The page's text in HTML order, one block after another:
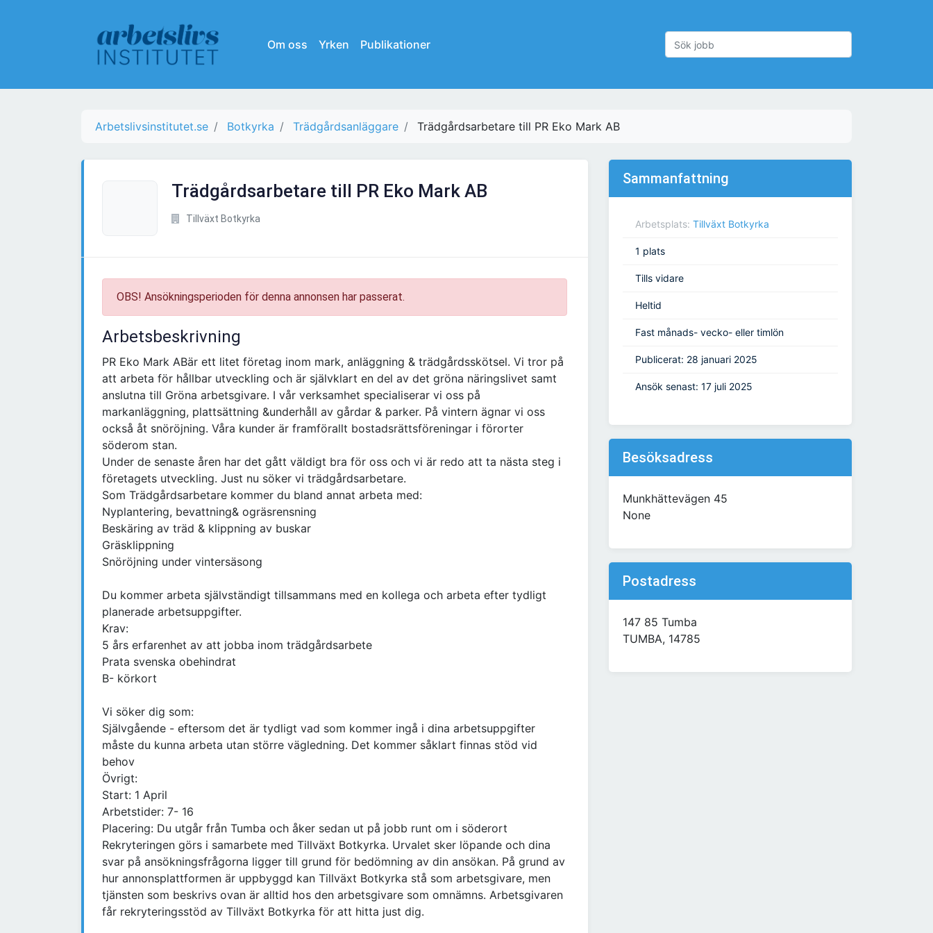
Om oss Yrken Publikationer
Arbetslivsinstitutet.se Botkyrka Trädgårdsanläggare Trädgårdsarbetare till PR Eko Mark AB
Trädgårdsarbetare till PR Eko Mark AB
Tillväxt Botkyrka
OBS! Ansökningsperioden för denna annonsen har passerat.
Arbetsbeskrivning
PR Eko Mark ABär ett litet företag inom mark, anläggning & trädgårdsskötsel. Vi tror på
att arbeta för hållbar utveckling och är självklart en del av det gröna näringslivet samt
anslutna till Gröna arbetsgivare. I vår verksamhet specialiserar vi oss på
markanläggning, plattsättning &underhåll av gårdar & parker. På vintern ägnar vi oss
också åt snöröjning. Våra kunder är framförallt bostadsrättsföreningar i förorter
söderom stan.
Under de senaste åren har det gått väldigt bra för oss och vi är redo att ta nästa steg i
företagets utveckling. Just nu söker vi trädgårdsarbetare.
Som Trädgårdsarbetare kommer du bland annat arbeta med:
Nyplantering, bevattning& ogräsrensning
Beskäring av träd & klippning av buskar
Gräsklippning
Snöröjning under vintersäsong
Du kommer arbeta självständigt tillsammans med en kollega och arbeta efter tydligt
planerade arbetsuppgifter.
Krav:
5 års erfarenhet av att jobba inom trädgårdsarbete
Prata svenska obehindrat
B- körkort
Vi söker dig som:
Självgående - eftersom det är tydligt vad som kommer ingå i dina arbetsuppgifter
måste du kunna arbeta utan större vägledning. Det kommer såklart finnas stöd vid
behov
Övrigt:
Start: 1 April
Arbetstider: 7- 16
Placering: Du utgår från Tumba och åker sedan ut på jobb runt om i söderort
Rekryteringen görs i samarbete med Tillväxt Botkyrka. Urvalet sker löpande och dina
svar på ansökningsfrågorna ligger till grund för bedömning av din ansökan. På grund av
hur annonsplattformen är uppbyggd kan Tillväxt Botkyrka stå som arbetsgivare, men
tjänsten som beskrivs ovan är alltid hos den arbetsgivare som omnämns. Arbetsgivaren
får rekryteringsstöd av Tillväxt Botkyrka för att hitta just dig.
Sammanfattning
Arbetsplats: Tillväxt Botkyrka
1 plats
Tills vidare
Heltid
Fast månads- vecko- eller timlön
Publicerat: 28 januari 2025
Ansök senast: 17 juli 2025
Besöksadress
Munkhättevägen 45
None
Postadress
147 85 Tumba
TUMBA, 14785